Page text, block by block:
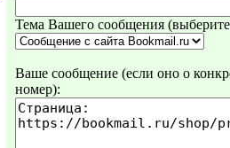
Тема Вашего сообщения
Ваше сообщение (если оно о
номер):